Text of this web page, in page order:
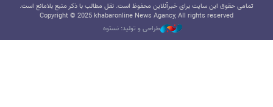
تمامی حقوق این سایت برای خبرآنلاین محفوظ است. نقل مطالب با ذکر منبع بلامانع است.
Copyright © 2025 khabaronline News Agancy, All rights reserved
طراحی و تولید: نستوه